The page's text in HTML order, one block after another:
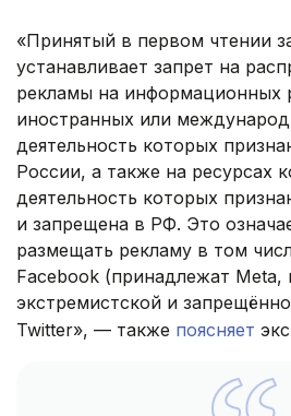
«Принятый в первом чтении
устанавливает запрет на
рекламы на информационных
иностранных или
деятельность которых
России, а также на ресурсах
деятельность которых
и запрещена в РФ. Это
размещать рекламу в том
Facebook (принадлежат Meta,
экстремистской и
Twitter», — также поясняет